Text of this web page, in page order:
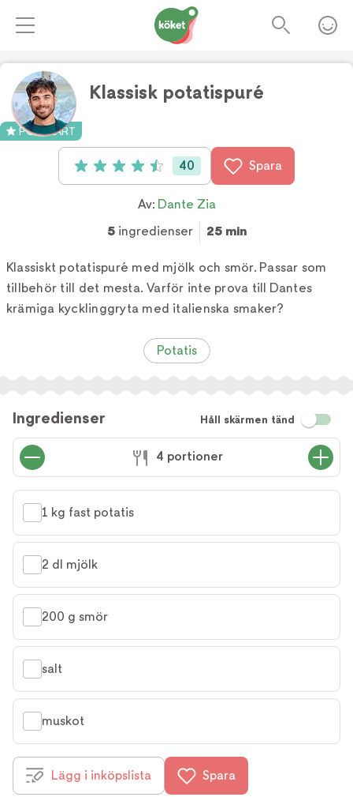
Klassisk potatispuré
POPULÄRT
Betyg: 4.5 av 5 (40 röster)
40 Spara
Av: Dante Zia
5ingredienser 25 min
Klassiskt potatispuré med mjölk och smör. Passar som
tillbehör till det mesta. Varför inte prova till Dantes
krämiga kycklinggryta med italienska smaker?
Potatis
Ingredienser Håll skärmen tänd
4 portioner
1 kg fast potatis
2 dl mjölk
200 g smör
salt
muskot
Lägg i inköpslista Spara